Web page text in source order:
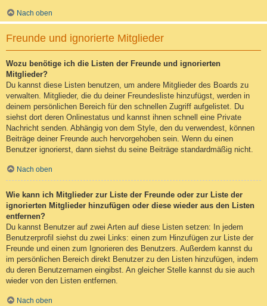
Nach oben
Freunde und ignorierte Mitglieder
Wozu benötige ich die Listen der Freunde und ignorierten
Mitglieder?
Du kannst diese Listen benutzen, um andere Mitglieder des Boards zu
verwalten. Mitglieder, die du deiner Freundesliste hinzufügst, werden in
deinem persönlichen Bereich für den schnellen Zugriff aufgelistet. Du
siehst dort deren Onlinestatus und kannst ihnen schnell eine Private
Nachricht senden. Abhängig von dem Style, den du verwendest, können
Beiträge deiner Freunde auch hervorgehoben sein. Wenn du einen
Benutzer ignorierst, dann siehst du seine Beiträge standardmäßig nicht.
Nach oben
Wie kann ich Mitglieder zur Liste der Freunde oder zur Liste der
ignorierten Mitglieder hinzufügen oder diese wieder aus den Listen
entfernen?
Du kannst Benutzer auf zwei Arten auf diese Listen setzen: In jedem
Benutzerprofil siehst du zwei Links: einen zum Hinzufügen zur Liste der
Freunde und einen zum Ignorieren des Benutzers. Außerdem kannst du
im persönlichen Bereich direkt Benutzer zu den Listen hinzufügen, indem
du deren Benutzernamen eingibst. An gleicher Stelle kannst du sie auch
wieder von den Listen entfernen.
Nach oben